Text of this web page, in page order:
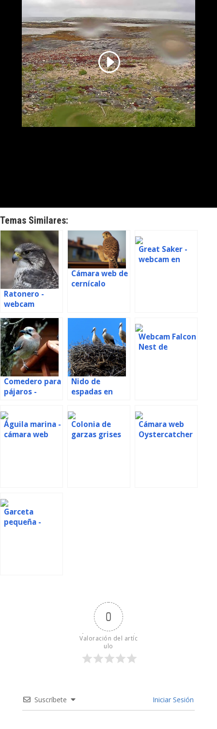
Temas Similares:
Ratonero -
webcam
Cámara web de
cernícalo
Great Saker -
webcam en
Comedero para
pájaros -
Polonia
Nido de
espadas en
Webcam Falcon
Nest de
Águila marina -
cámara web
Colonia de
garzas grises
Cámara web
Oystercatcher
Garceta
pequeña -
0
Valoración del artíc
ulo
Suscríbete Iniciar Sesión